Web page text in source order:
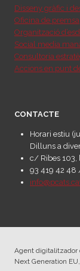
Disseny gràfic i
Oficina de premsa
Organització
Social media
Consultoria
Accions en punt
CONTACTE
Horari estiu
Dilluns a
c/ Ribes 103,
93 419 42 48
Agent digitalitzador
Next Generation